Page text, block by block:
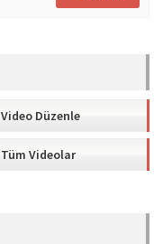
Video Düzenle
Tüm Videolar